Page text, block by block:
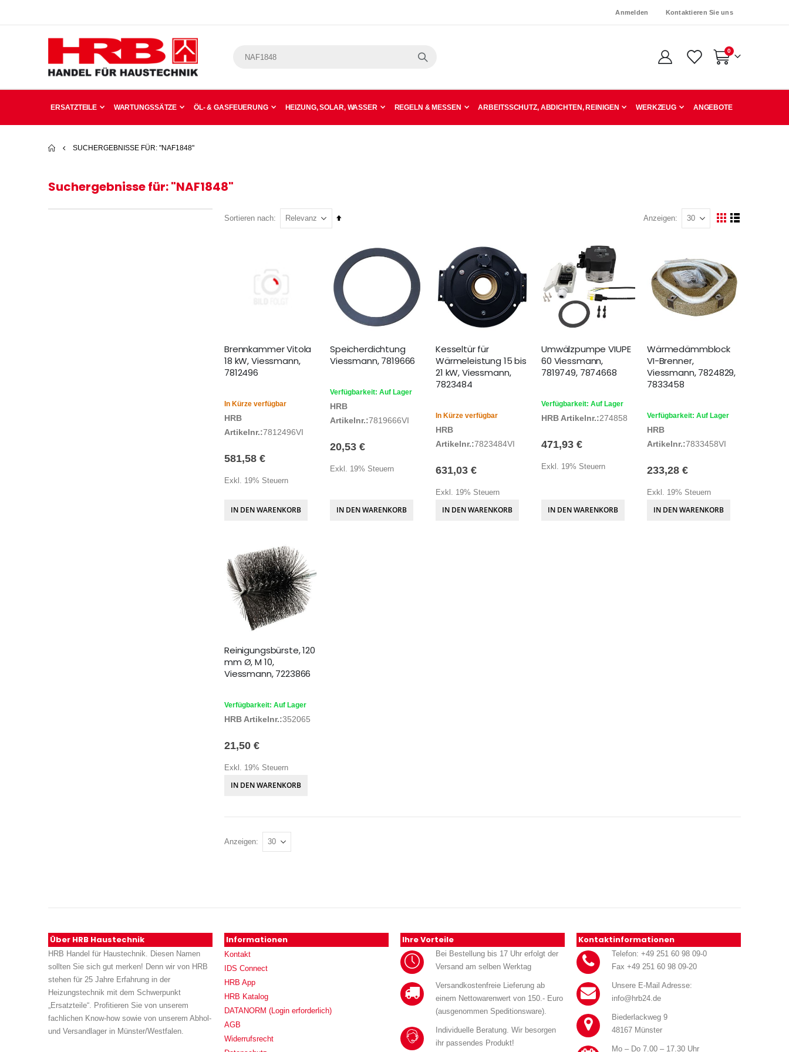
Anmelden Kontaktieren Sie uns
Warenkorb
0Artikel
ERSATZTEILE WARTUNGSSÄTZE ÖL- & GASFEUERUNG HEIZUNG, SOLAR, WASSER REGELN & MESSEN ARBEITSSCHUTZ, ABDICHTEN, REINIGEN WERKZEUG ANGEBOTE
SUCHERGEBNISSE FÜR: "NAF1848"
Suchergebnisse für: "NAF1848"
Sortieren nach
In
Reihenfolge
Anzeigen
Ansicht
Brennkammer Vitola
18 kW, Viessmann,
7812496
In Kürze verfügbar
HRB
Artikelnr.:7812496VI
581,58 €
Exkl. 19% Steuern
IN DEN WARENKORB
Speicherdichtung
Viessmann, 7819666
Verfügbarkeit: Auf Lager
HRB
Artikelnr.:7819666VI
20,53 €
Exkl. 19% Steuern
IN DEN WARENKORB
Kesseltür für
Wärmeleistung 15 bis
21 kW, Viessmann,
7823484
In Kürze verfügbar
HRB
Artikelnr.:7823484VI
631,03 €
Exkl. 19% Steuern
IN DEN WARENKORB
Umwälzpumpe VIUPE
60 Viessmann,
7819749, 7874668
Verfügbarkeit: Auf Lager
HRB Artikelnr.:274858
471,93 €
Exkl. 19% Steuern
IN DEN WARENKORB
Wärmedämmblock
VI-Brenner,
Viessmann, 7824829,
7833458
Verfügbarkeit: Auf Lager
HRB
Artikelnr.:7833458VI
233,28 €
Exkl. 19% Steuern
IN DEN WARENKORB
Reinigungsbürste, 120
mm Ø, M 10,
Viessmann, 7223866
Verfügbarkeit: Auf Lager
HRB Artikelnr.:352065
21,50 €
Exkl. 19% Steuern
IN DEN WARENKORB
Anzeigen
Über HRB Haustechnik
HRB Handel für Haustechnik. Diesen Namen
sollten Sie sich gut merken! Denn wir von HRB
stehen für 25 Jahre Erfahrung in der
Heizungstechnik mit dem Schwerpunkt
„Ersatzteile“. Profitieren Sie von unserem
fachlichen Know-how sowie von unserem Abhol-
und Versandlager in Münster/Westfalen.
Informationen
Kontakt
IDS Connect
HRB App
HRB Katalog
DATANORM (Login erforderlich)
AGB
Widerrufsrecht
Ihre Vorteile
Bei Bestellung bis 17 Uhr erfolgt der
Versand am selben Werktag
Versandkostenfreie Lieferung ab
einem Nettowarenwert von 150.- Euro
(ausgenommen Speditionsware).
Individuelle Beratung. Wir besorgen
ihr passendes Produkt!
Kontaktinformationen
Telefon: +49 251 60 98 09-0
Fax +49 251 60 98 09-20
Unsere E-Mail Adresse:
info@hrb24.de
Biederlackweg 9
48167 Münster
Mo – Do 7.00 – 17.30 Uhr